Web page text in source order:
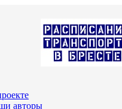
авторы